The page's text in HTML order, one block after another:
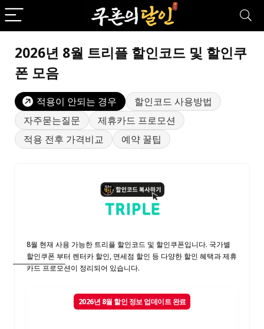
2026년 8월 트리플 할인코드 및 할인쿠
폰 모음
적용이 안되는 경우
할인코드 사용방법
자주묻는질문
제휴카드 프로모션
적용 전후 가격비교
예약 꿀팁
8월 현재 사용 가능한 트리플 할인코드 및 할인쿠폰입니다. 국가별
할인쿠폰 부터 렌터카 할인, 면세점 할인 등 다양한 할인 혜택과 제휴
카드 프로모션이 정리되어 있습니다.
2026년 8월 할인 정보 업데이트 완료